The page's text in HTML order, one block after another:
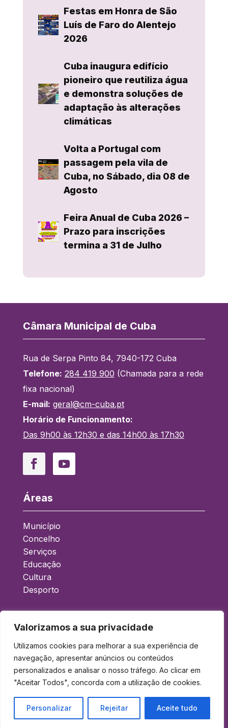
Valorizamos a sua privacidade
Utilizamos cookies para melhorar a sua experiência de
navegação, apresentar anúncios ou conteúdos
personalizados e analisar o nosso tráfego. Ao clicar em
"Aceitar Todos", concorda com a utilização de cookies.
Personalizar Rejeitar Aceite tudo
Festas em Honra de São
Luís de Faro do Alentejo
2026
Cuba inaugura edifício
pioneiro que reutiliza água
e demonstra soluções de
adaptação às alterações
climáticas
Volta a Portugal com
passagem pela vila de
Cuba, no Sábado, dia 08 de
Agosto
Feira Anual de Cuba 2026 –
Prazo para inscrições
termina a 31 de Julho
Câmara Municipal de Cuba
Rua de Serpa Pinto 84, 7940-172 Cuba
Telefone: 284 419 900 (Chamada para a rede
fixa nacional)
E-mail: geral@cm-cuba.pt
Horário de Funcionamento:
Das 9h00 às 12h30 e das 14h00 às 17h30
FacebookYouTube
Áreas
Município
Concelho
Serviços
Educação
Cultura
Desporto
Boletim Municipal
Balcão Eletrónico
Gad
Acessibilidade
Política de Privacidade
Contactos